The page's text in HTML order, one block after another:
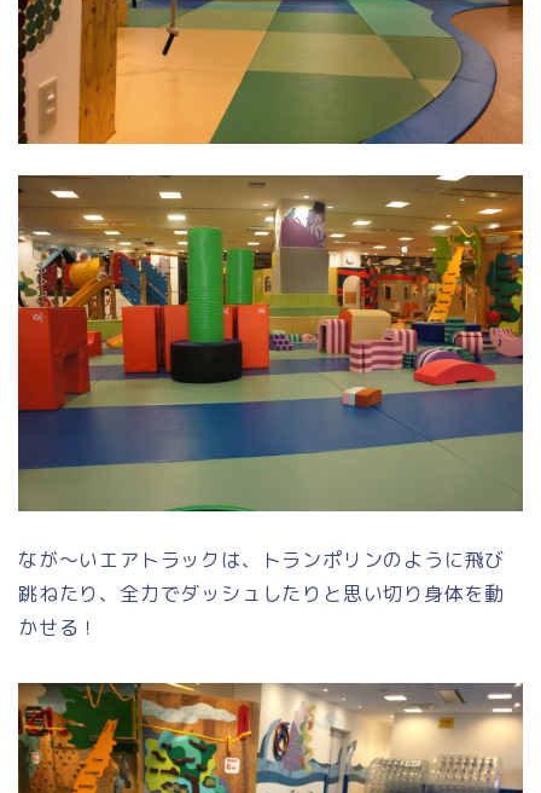
なが～いエアトラックは、トランポリンのように飛び
跳ねたり、全力でダッシュしたりと思い切り身体を動
かせる！